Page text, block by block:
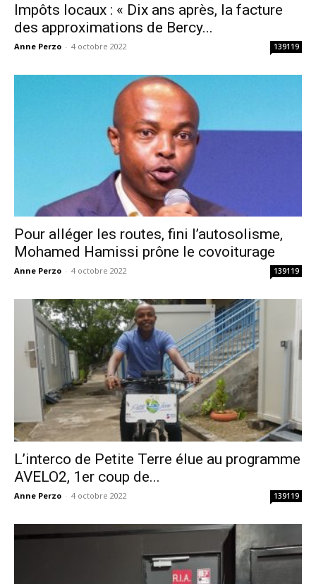
Impôts locaux : « Dix ans après, la facture
des approximations de Bercy...
Anne Perzo - 4 octobre 2022 139119
Pour alléger les routes, fini l’autosolisme,
Mohamed Hamissi prône le covoiturage
Anne Perzo - 4 octobre 2022 139119
L’interco de Petite Terre élue au programme
AVELO2, 1er coup de...
Anne Perzo - 4 octobre 2022 139119